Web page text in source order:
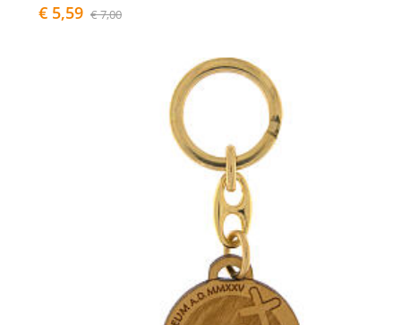
€ 5,59 € 7,00